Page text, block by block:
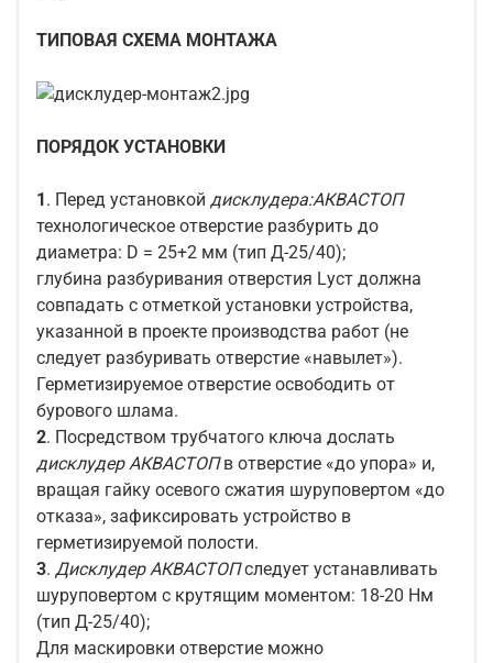
ТИПОВАЯ СХЕМА МОНТАЖА
ПОРЯДОК УСТАНОВКИ
1. Перед установкой дисклудера:АКВАСТОП
технологическое отверстие разбурить до
диаметра: D = 25+2 мм (тип Д-25/40);
глубина разбуривания отверстия Lуст должна
совпадать с отметкой установки устройства,
указанной в проекте производства работ (не
следует разбуривать отверстие «навылет»).
Герметизируемое отверстие освободить от
бурового шлама.
2. Посредством трубчатого ключа дослать
дисклудер АКВАСТОПв отверстие «до упора» и,
вращая гайку осевого сжатия шуруповертом «до
отказа», зафиксировать устройство в
герметизируемой полости.
3. Дисклудер АКВАСТОПследует устанавливать
шуруповертом с крутящим моментом: 18-20 Нм
(тип Д-25/40);
Для маскировки отверстие можно